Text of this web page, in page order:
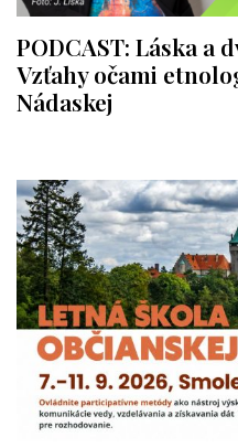
PODCAST: Láska a
Vzťahy očami
Nádaskej